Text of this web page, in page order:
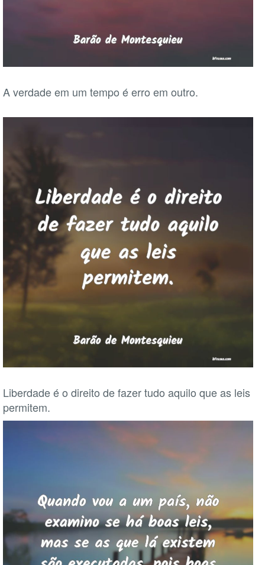
A verdade em um tempo é erro em outro.
Liberdade é o direito de fazer tudo aquilo que as leis
permitem.